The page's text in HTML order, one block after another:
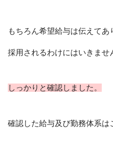
もちろん希望給与は伝えて
採用されるわけにはいきませ
しっかりと確認しました。
確認した給与及び勤務体系は